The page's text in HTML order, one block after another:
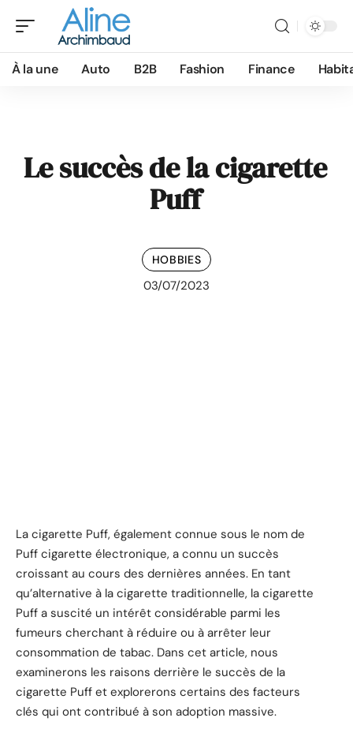
À la une Auto B2B Fashion Finance
Le succès de la cigarette
Puff
HOBBIES
03/07/2023
La cigarette Puff, également connue sous le nom de
Puff cigarette électronique, a connu un succès
croissant au cours des dernières années. En tant
qu’alternative à la cigarette traditionnelle, la cigarette
Puff a suscité un intérêt considérable parmi les
fumeurs cherchant à réduire ou à arrêter leur
consommation de tabac. Dans cet article, nous
examinerons les raisons derrière le succès de la
cigarette Puff et explorerons certains des facteurs
clés qui ont contribué à son adoption massive.